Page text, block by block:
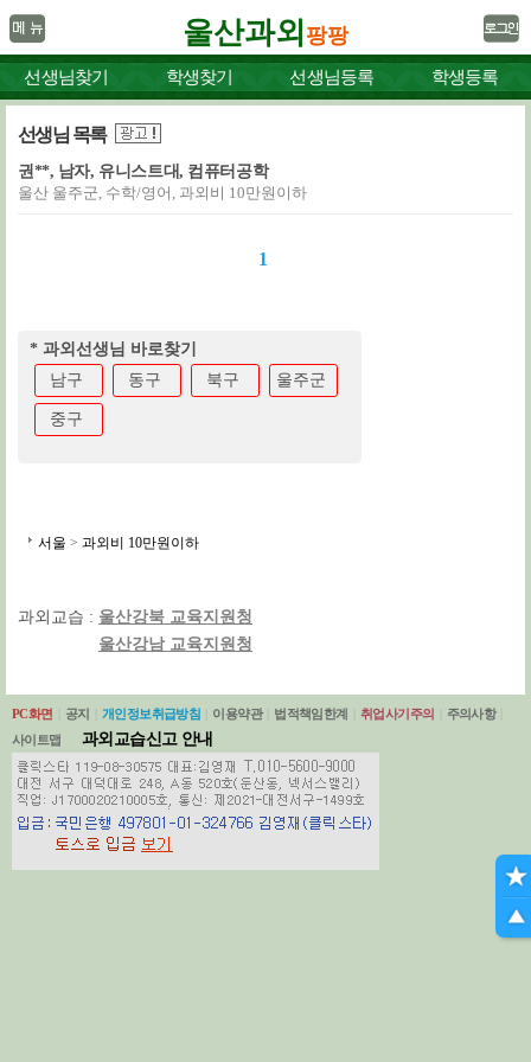
울산과외 팡팡
선생님찾기 학생찾기 선생님등록 학생등록
선생님 목록
권**, 남자, 유니스트대, 컴퓨터공학
울산 울주군, 수학/영어, 과외비 10만원이하
1
* 과외선생님 바로찾기
남구
동구 북구 울주군
중구
서울 > 과외비 10만원이하
과외교습 : 울산강북 교육지원청
울산강남 교육지원청
PC화면 공지 개인정보취급방침 이용약관 법적책임한계 취업사기주의 주의사항
사이트맵
과외교습신고 안내